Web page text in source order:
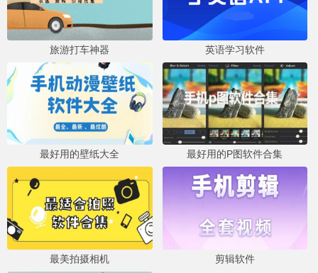
旅游打车神器 英语学习软件
最好用的壁纸大全 最好用的P图软件合集
最美拍摄相机 剪辑软件